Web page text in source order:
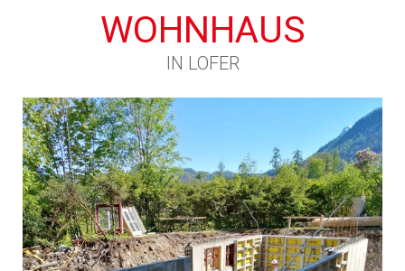
WOHNHAUS
IN LOFER